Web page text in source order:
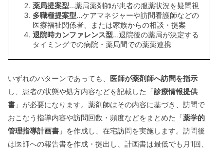
薬局提案型…薬局薬剤師が患者の服薬状況を疑問視
多職種提案型…ケアマネジャーや訪問看護師などの
医療福祉関係者、または家族からの相談・提案
退院時カンファレンス型…退院後の薬局が決定する
タイミングでの病院・薬局間での薬薬連携
いずれのパターンであっても、 医師が薬剤師へ訪問を指示
し、患者の状態や処方内容などを記載した「診療情報提供
書 」が必要になります。薬剤師はその内容に基づき、訪問で
おこなう指導内容や訪問回数・頻度などをまとめた「薬学的
管理指導計画書 」を作成し、在宅訪問を実施します。訪問後
は医師への報告書を作成・提出し、計画書は最低でも月1回、